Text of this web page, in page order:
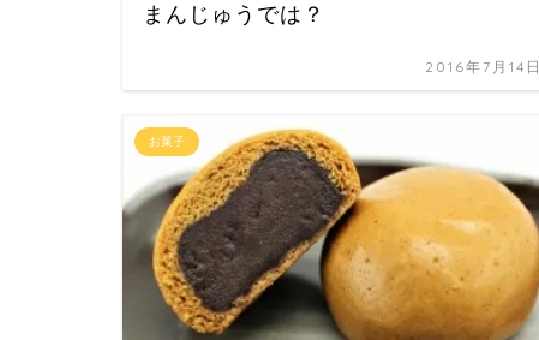
まんじゅうでは？
2016年7月14日
お菓子